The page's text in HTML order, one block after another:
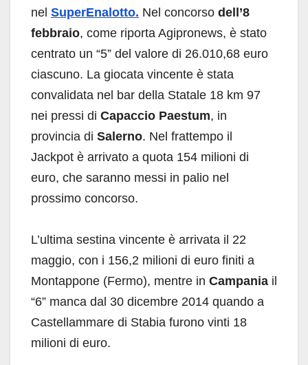
nel SuperEnalotto. Nel concorso dell’8
febbraio, come riporta Agipronews, è stato
centrato un “5” del valore di 26.010,68 euro
ciascuno. La giocata vincente è stata
convalidata nel bar della Statale 18 km 97
nei pressi di Capaccio Paestum, in
provincia di Salerno. Nel frattempo il
Jackpot è arrivato a quota 154 milioni di
euro, che saranno messi in palio nel
prossimo concorso.
L’ultima sestina vincente è arrivata il 22
maggio, con i 156,2 milioni di euro finiti a
Montappone (Fermo), mentre in Campania il
“6” manca dal 30 dicembre 2014 quando a
Castellammare di Stabia furono vinti 18
milioni di euro.